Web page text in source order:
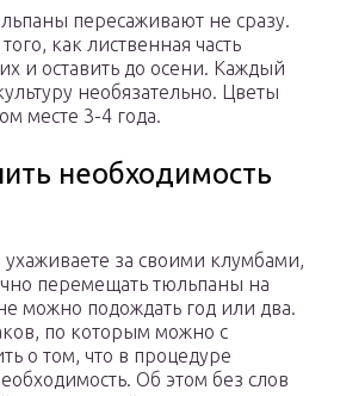
пересаживают не сразу.
как лиственная часть
и оставить до осени. Каждый
необязательно. Цветы
месте 3-4 года.
необходимость
за своими клумбами,
перемещать тюльпаны на
можно подождать год или два.
по которым можно с
о том, что в процедуре
Об этом без слов